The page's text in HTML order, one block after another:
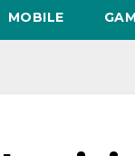
MOBILE